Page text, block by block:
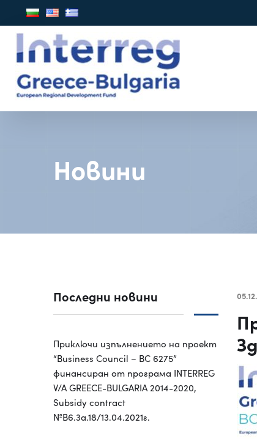
Новини
Последни новини
Приключи изпълнението на проект
“Business Council – BC 6275”
финансиран от програма INTERREG
V/A GREECE-BULGARIA 2014-2020,
Subsidy contract
№B6.3a.18/13.04.2021г.